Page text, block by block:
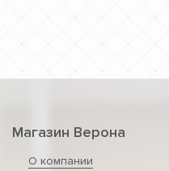
Магазин Верона
О компании